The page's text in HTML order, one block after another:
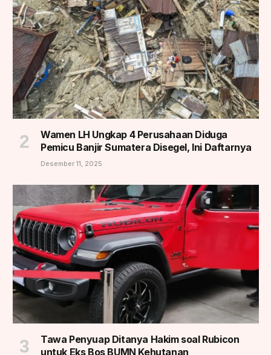
Wamen LH Ungkap 4 Perusahaan Diduga
Pemicu Banjir Sumatera Disegel, Ini Daftarnya
Desember 11, 2025
Tawa Penyuap Ditanya Hakim soal Rubicon
untuk Eks Bos BUMN Kehutanan